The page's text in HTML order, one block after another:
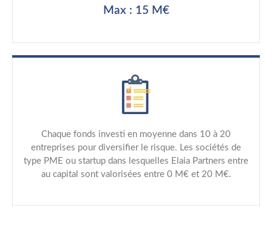
Max : 15 M€
Chaque fonds investi en moyenne dans 10 à 20
entreprises pour diversifier le risque. Les sociétés de
type PME ou startup dans lesquelles Elaia Partners entre
au capital sont valorisées entre 0 M€ et 20 M€.